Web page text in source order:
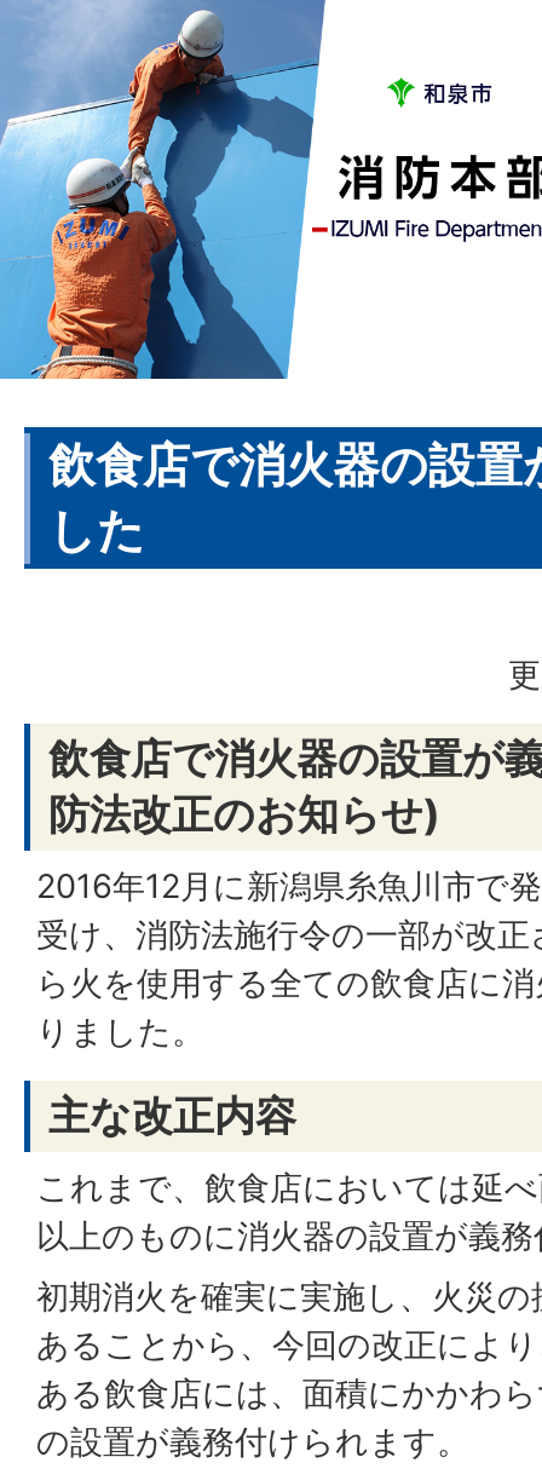
飲食店で消火器の設
した
飲食店で消火器の設置が
防法改正のお知らせ)
2016年12月に新潟県糸魚川市で
受け、消防法施行令の一部が改
ら火を使用する全ての飲食店に
りました。
主な改正内容
これまで、飲食店においては延
以上のものに消火器の設置が義
初期消火を確実に実施し、火災
あることから、今回の改正によ
ある飲食店には、面積にかかわ
の設置が義務付けられます。